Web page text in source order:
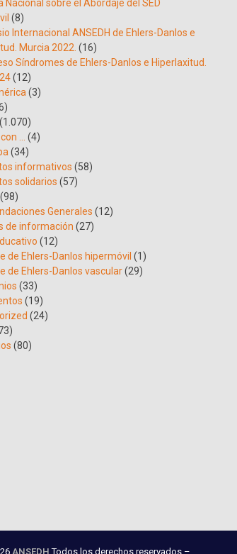
Nacional sobre el Abordaje del SED
(8)
Internacional ANSEDH de Ehlers-Danlos e
Murcia 2022. (16)
Síndromes de Ehlers-Danlos e Hiperlaxitud.
(12)
(3)
(1.070)
…
(4)
(34)
informativos (58)
solidarios (57)
(98)
Generales (12)
de información (27)
(12)
de Ehlers-Danlos hipermóvil (1)
de Ehlers-Danlos vascular(29)
(33)
(19)
(24)
(80)
ANSEDH Todos los derechos reservados –